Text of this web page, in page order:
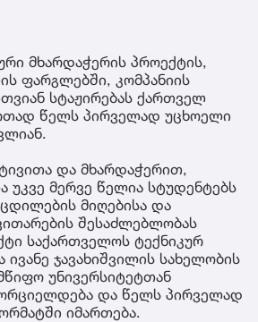
მხარდაჭერის პროექტის,
ფარგლებში, კომპანიის
სტაჟირებას ქართველ
წელს პირველად უცხოელი
და მხარდაჭერით,
უკვე მერვე წელია სტუდენტებს
მიღებისა და
შესაძლებლობას
საქართველოს ტექნიკურ
ივანე ჯავახიშვილის სახელობის
უნივერსიტეტთან
და წელს პირველად
იმართება.